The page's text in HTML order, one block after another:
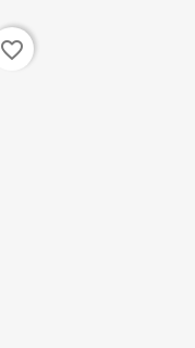
favorite_border